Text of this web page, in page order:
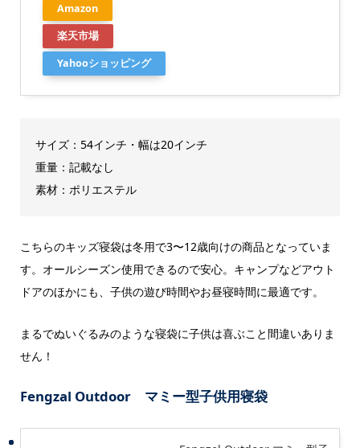
Amazon
楽天市場
Yahooショッピング
サイズ：54インチ・幅は20インチ
重量：記載なし
素材：ポリエステル
こちらのキッズ寝袋は冬用で3〜12歳向けの商品となっていま
す。オールシーズン使用できるので安心。キャンプなどアウト
ドアのほかにも、子供の遊び時間やお昼寝時間に最適です。
まるでぬいぐるみのような寝袋に子供は喜ぶこと間違いありま
せん！
Fengzal Outdoor マミー型子供用寝袋